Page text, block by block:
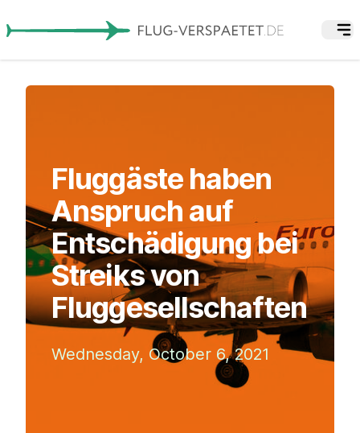
Fluggäste haben
Anspruch auf
Entschädigung bei
Streiks von
Fluggesellschaften
Wednesday, October 6, 2021